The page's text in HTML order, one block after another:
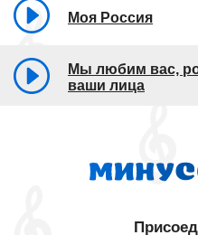
Моя Россия
Мы любим вас,
ваши лица